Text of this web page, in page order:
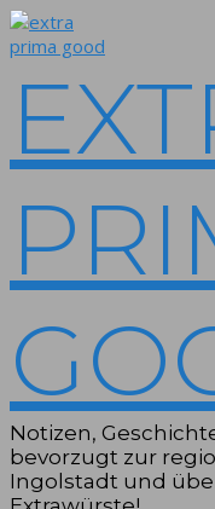
Skip
to
Notizen,
bevorzugt zur
Ingolstadt und